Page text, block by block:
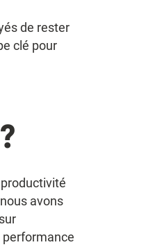
de rester
clé pour
avons
performance